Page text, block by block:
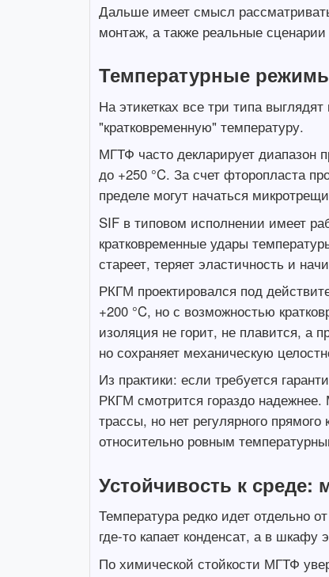
Дальше имеет смысл
монтаж, а также реальные
Температурные
На этикетках все три типа
"кратковременную" температуру.
МГТФ часто декларирует диапазон
до +250 °C. За счет фторопласта
пределе могут начаться
SIF в типовом исполнении имеет
кратковременные удары
стареет, теряет эластичность и
РКГМ проектировался под
+200 °C, но с возможностью
изоляция не горит, не плавится, а
но сохраняет механическую
Из практики: если требуется
РКГМ смотрится гораздо
трассы, но нет регулярного
относительно ровным
Устойчивость к среде:
Температура редко идет отдельно
где-то капает конденсат, а в шкафу
По химической стойкости МГТФ